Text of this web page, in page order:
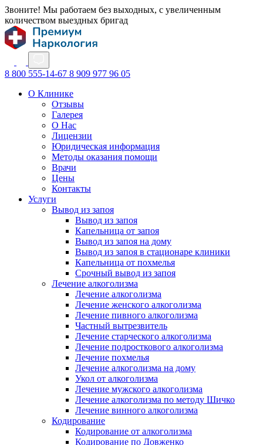
Звоните! Мы работаем без выходных, с увеличенным
количеством выездных бригад
8 800 555-14-67 8 909 977 96 05
О Клинике
Отзывы
Галерея
О Нас
Лицензии
Юридическая информация
Методы оказания помощи
Врачи
Цены
Контакты
Услуги
Вывод из запоя
Вывод из запоя
Капельница от запоя
Вывод из запоя на дому
Вывод из запоя в стационаре клиники
Капельница от похмелья
Срочный вывод из запоя
Лечение алкоголизма
Лечение алкоголизма
Лечение женского алкоголизма
Лечение пивного алкоголизма
Частный вытрезвитель
Лечение старческого алкоголизма
Лечение подросткового алкоголизма
Лечение похмелья
Лечение алкоголизма на дому
Укол от алкоголизма
Лечение мужского алкоголизма
Лечение алкоголизма по методу Шичко
Лечение винного алкоголизма
Кодирование
Кодирование от алкоголизма
Кодирование по Довженко